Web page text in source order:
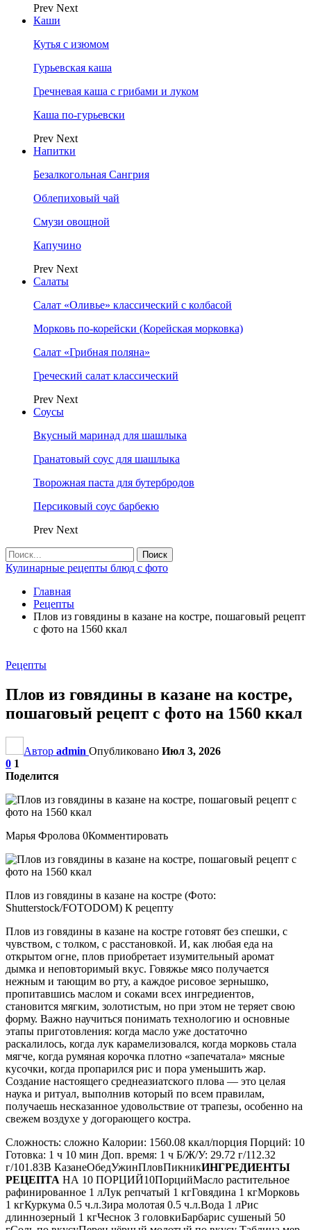
Prev Next
Каши
Кутья с изюмом
Гурьевская каша
Гречневая каша с грибами и луком
Каша по-гурьевски
Prev Next
Напитки
Безалкогольная Сангрия
Облепиховый чай
Смузи овощной
Капучино
Prev Next
Салаты
Салат «Оливье» классический с колбасой
Морковь по-корейски (Корейская морковка)
Салат «Грибная поляна»
Греческий салат классический
Prev Next
Соусы
Вкусный маринад для шашлыка
Гранатовый соус для шашлыка
Творожная паста для бутербродов
Персиковый соус барбекю
Prev Next
Кулинарные рецепты блюд с фото
Главная
Рецепты
Плов из говядины в казане на костре, пошаговый рецепт
с фото на 1560 ккал
Рецепты
Плов из говядины в казане на костре,
пошаговый рецепт с фото на 1560 ккал
Автор admin Опубликовано Июл 3, 2026
0 1
Поделится
Марья Фролова 0Комментировать
Плов из говядины в казане на костре (Фото:
Shutterstock/FOTODOM) К рецепту
Плов из говядины в казане на костре готовят без спешки, с
чувством, с толком, с расстановкой. И, как любая еда на
открытом огне, плов приобретает изумительный аромат
дымка и неповторимый вкус. Говяжье мясо получается
нежным и тающим во рту, а каждое рисовое зернышко,
пропитавшись маслом и соками всех ингредиентов,
становится мягким, золотистым, но при этом не теряет свою
форму. Важно научиться понимать технологию и основные
этапы приготовления: когда масло уже достаточно
раскалилось, когда лук карамелизовался, когда морковь стала
мягче, когда румяная корочка плотно «запечатала» мясные
кусочки, когда пропарился рис и пора уменьшить жар.
Создание настоящего среднеазиатского плова — это целая
наука и ритуал, выполнив который по всем правилам,
получаешь несказанное удовольствие от трапезы, особенно на
свежем воздухе у догорающего костра.
Сложность: сложно Калории: 1560.08 ккал/порция Порций: 10
Готовка: 1 ч 10 мин Доп. время: 1 ч Б/Ж/У: 29.72 г/112.32
г/101.83В КазанеОбедУжинПловПикникИНГРЕДИЕНТЫ
РЕЦЕПТА НА 10 ПОРЦИЙ10ПорцийМасло растительное
рафинированное 1 лЛук репчатый 1 кгГовядина 1 кгМорковь
1 кгКуркума 0.5 ч.л.Зира молотая 0.5 ч.л.Вода 1 лРис
длиннозерный 1 кгЧеснок 3 головкиБарбарис сушеный 50